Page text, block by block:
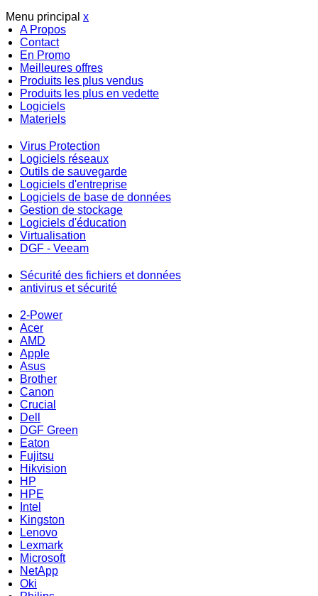
Menu principal x
A Propos
Contact
En Promo
Meilleures offres
Produits les plus vendus
Produits les plus en vedette
Logiciels
Materiels
Virus Protection
Logiciels réseaux
Outils de sauvegarde
Logiciels d'entreprise
Logiciels de base de données
Gestion de stockage
Logiciels d'éducation
Virtualisation
DGF - Veeam
Sécurité des fichiers et données
antivirus et sécurité
2-Power
Acer
AMD
Apple
Asus
Brother
Canon
Crucial
Dell
DGF Green
Eaton
Fujitsu
Hikvision
HP
HPE
Intel
Kingston
Lenovo
Lexmark
Microsoft
NetApp
Oki